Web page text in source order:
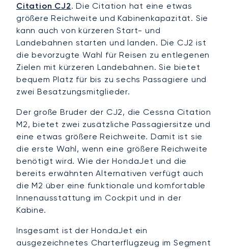
Citation CJ2. Die Citation hat eine etwas
größere Reichweite und Kabinenkapazität. Sie
kann auch von kürzeren Start- und
Landebahnen starten und landen. Die CJ2 ist
die bevorzugte Wahl für Reisen zu entlegenen
Zielen mit kürzeren Landebahnen. Sie bietet
bequem Platz für bis zu sechs Passagiere und
zwei Besatzungsmitglieder.
Der große Bruder der CJ2, die Cessna Citation
M2, bietet zwei zusätzliche Passagiersitze und
eine etwas größere Reichweite. Damit ist sie
die erste Wahl, wenn eine größere Reichweite
benötigt wird. Wie der HondaJet und die
bereits erwähnten Alternativen verfügt auch
die M2 über eine funktionale und komfortable
Innenausstattung im Cockpit und in der
Kabine.
Insgesamt ist der HondaJet ein
ausgezeichnetes Charterflugzeug im Segment